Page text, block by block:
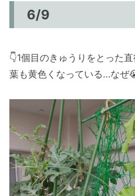
まとめ
6/9
👇1個目のきゅうりをとった
葉も黄色くなっている…なぜ